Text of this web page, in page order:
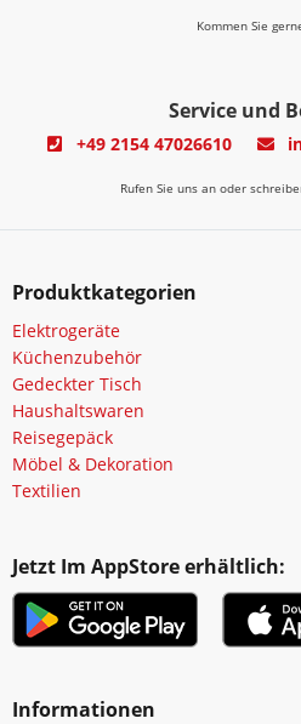
Kommen Sie
Service und
+49 2154 47026610
Rufen Sie uns an oder
Produktkategorien
Elektrogeräte
Küchenzubehör
Gedeckter Tisch
Haushaltswaren
Reisegepäck
Möbel & Dekoration
Textilien
Jetzt Im AppStore erhältlich:
Informationen